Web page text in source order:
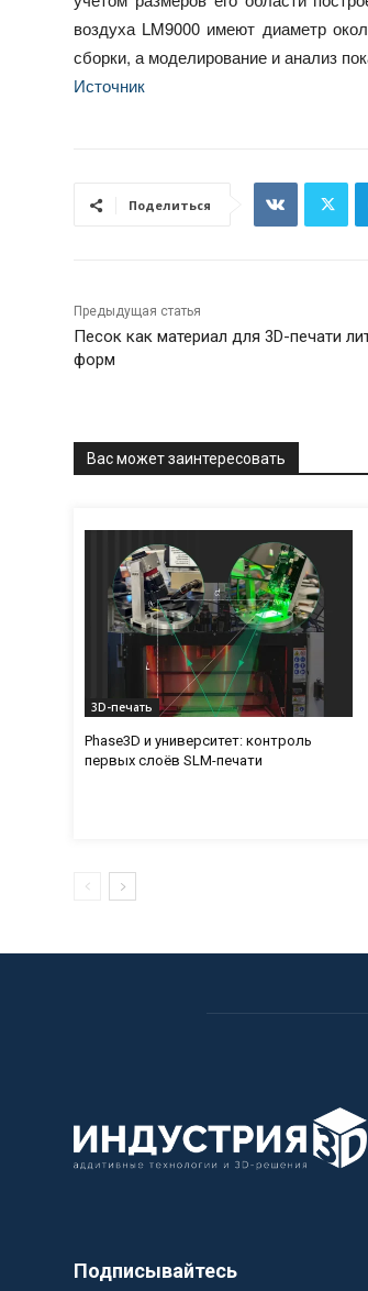
воздуха LM9000 имеют диаметр
сборки, а моделирование и анализ
Источник
Поделиться
Предыдущая статья
Песок как материал для 3D-печати
форм
Вас может заинтересовать
3D-печать
Phase3D и университет: контроль
первых слоёв SLM-печати
Подписывайтесь